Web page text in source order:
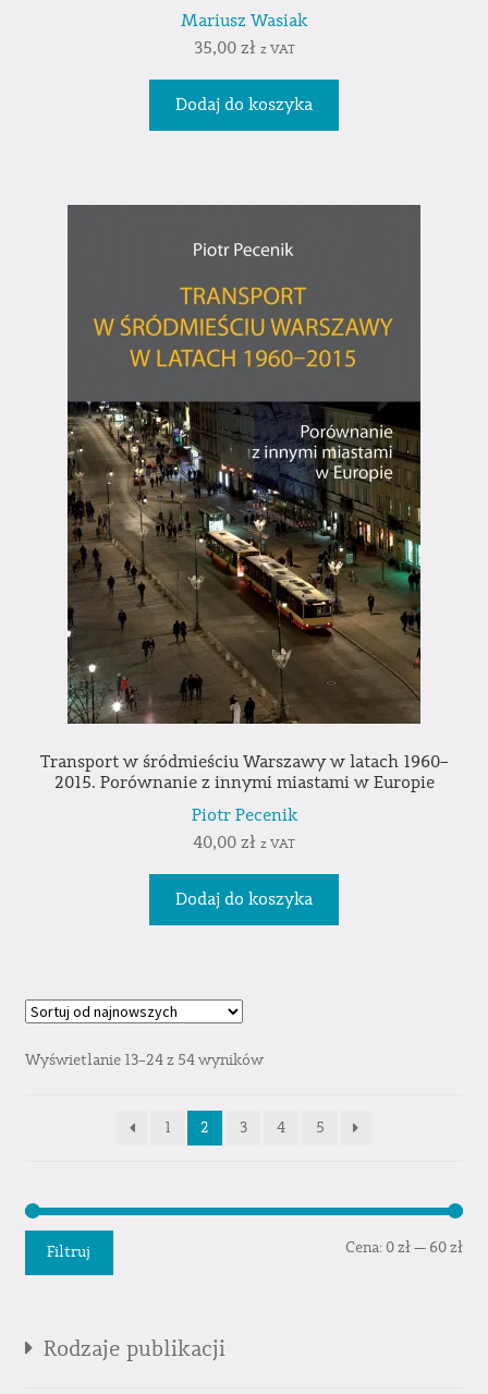
Mariusz Wasiak
35,00 zł z VAT
Dodaj do koszyka
Transport w śródmieściu Warszawy w latach 1960–
2015. Porównanie z innymi miastami w Europie
Piotr Pecenik
40,00 zł z VAT
Dodaj do koszyka
Wyświetlanie 13–24 z 54 wyników
1 2 3 4 5
Filtruj Cena: 0 zł— 60 zł
Rodzaje publikacji